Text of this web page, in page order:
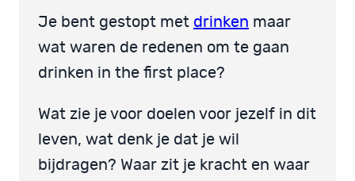
Je bent gestopt met drinken maar
wat waren de redenen om te gaan
drinken in the first place?
Wat zie je voor doelen voor jezelf in dit
leven, wat denk je dat je wil
bijdragen? Waar zit je kracht en waar